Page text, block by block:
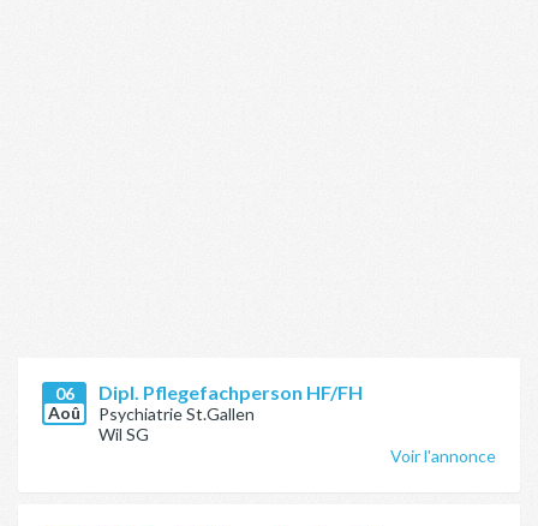
06
Aoû
Dipl. Pflegefachperson HF/FH
Psychiatrie St.Gallen
Wil SG
Voir l'annonce